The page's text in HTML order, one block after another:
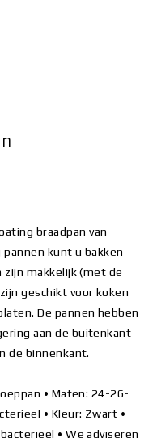
braadpan van
pannen kunt u bakken
zijn makkelijk (met de
geschikt voor koken
De pannen hebben
aan de buitenkant
de binnenkant.
• Maten: 24-26-
• Kleur: Zwart •
• We adviseren